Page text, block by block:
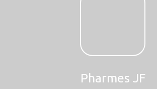
Pharmes JF